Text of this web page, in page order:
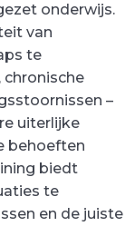
onderwijs.
van
te
chronische
–
uiterlijke
behoeften
biedt
te
en de juiste